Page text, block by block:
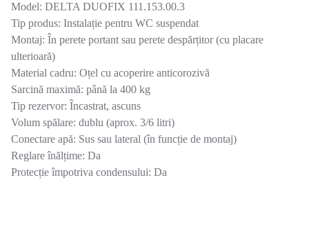
Model: DELTA DUOFIX 111.153.00.3
Tip produs: Instalație pentru WC suspendat
Montaj: În perete portant sau perete despărțitor (cu placare
ulterioară)
Material cadru: Oțel cu acoperire anticorozivă
Sarcină maximă: până la 400 kg
Tip rezervor: Încastrat, ascuns
Volum spălare: dublu (aprox. 3/6 litri)
Conectare apă: Sus sau lateral (în funcție de montaj)
Reglare înălțime: Da
Protecție împotriva condensului: Da